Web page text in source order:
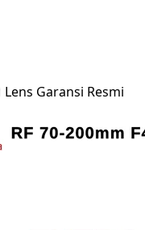
Lens Garansi Resmi